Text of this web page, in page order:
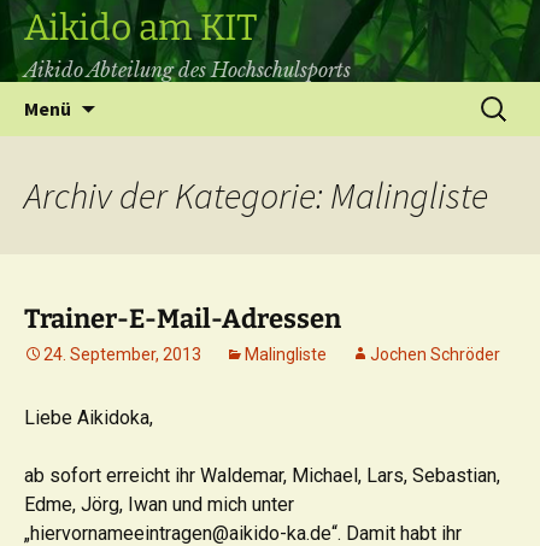
Aikido am KIT
Aikido Abteilung des Hochschulsports
Menü
Suchen
nach:
Archiv der Kategorie: Malingliste
Trainer-E-Mail-Adressen
24. September, 2013 Malingliste Jochen Schröder
Liebe Aikidoka,
ab sofort erreicht ihr Waldemar, Michael, Lars, Sebastian,
Edme, Jörg, Iwan und mich unter
„hiervornameeintragen@aikido-ka.de“. Damit habt ihr